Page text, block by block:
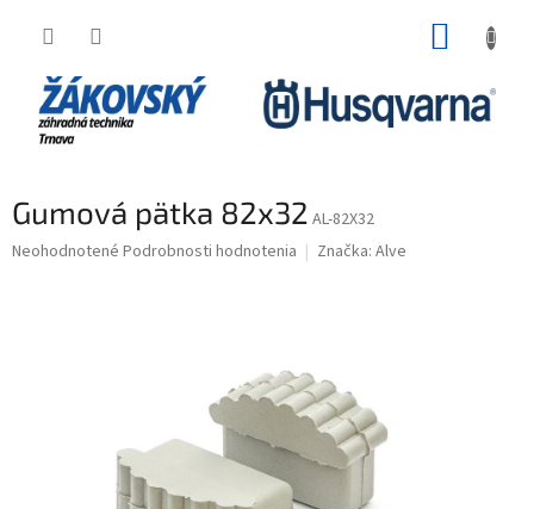
Gumová pätka 82x32 AL-82X32
Priemerné hodnotenie produktu je 0,0 z 5 hviezdičiek.
Neohodnotené Podrobnosti hodnotenia Značka: Alve